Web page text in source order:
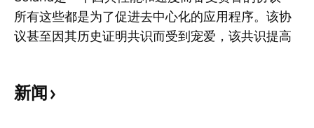
所有这些都是为了促进去中心化的应用程序。该协
议甚至因其历史证明共识而受到宠爱，该共识提高
真实，我们不知道，但我们可以尝试通过观察其原
新闻